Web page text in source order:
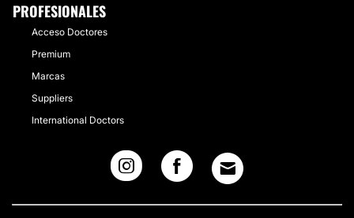
PROFESIONALES
Acceso Doctores
Premium
Marcas
Suppliers
International Doctors